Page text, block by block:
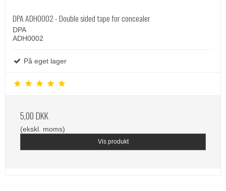
DPA ADH0002 - Double sided tape for concealer
DPA
ADH0002
På eget lager
5,00 DKK
(ekskl. moms)
Vis produkt